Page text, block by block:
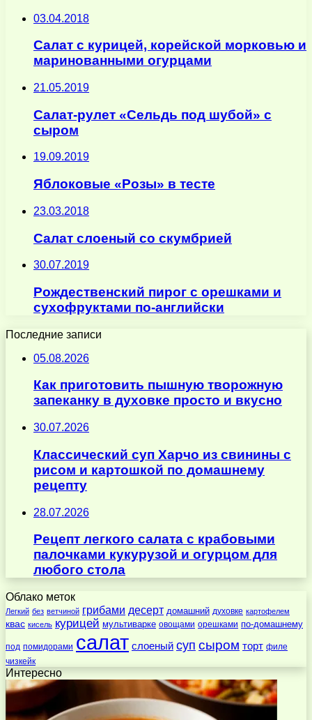
03.04.2018
Салат с курицей, корейской морковью и
маринованными огурцами
21.05.2019
Салат-рулет «Сельдь под шубой» с
сыром
19.09.2019
Яблоковые «Розы» в тесте
23.03.2018
Салат слоеный со скумбрией
30.07.2019
Рождественский пирог с орешками и
сухофруктами по-английски
Последние записи
05.08.2026
Как приготовить пышную творожную
запеканку в духовке просто и вкусно
30.07.2026
Классический суп Харчо из свинины с
рисом и картошкой по домашнему
рецепту
28.07.2026
Рецепт легкого салата с крабовыми
палочками кукурузой и огурцом для
любого стола
Облако меток
Легкий без ветчиной грибами десерт домашний духовке картофелем
квас кисель курицей мультиварке овощами орешками по-домашнему
под помидорами салат слоеный суп сыром торт филе
чизкейк
Интересно